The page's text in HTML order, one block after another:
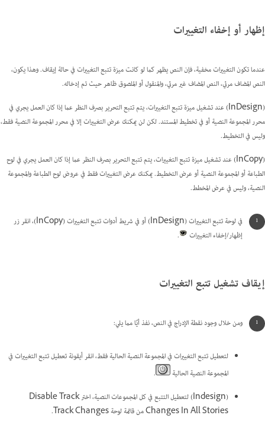
إظهار أو إخفاء التغييرات
عندما تكون التغييرات مخفية، فإن النص يظهر كما لو كانت ميزة تتبع التغييرات في حالة إيقاف. وهذا يكون،
النص المضاف مرئي، النص المضاف غير مرئي، والمنقول أو الملصوق ظاهر حيث تم إدخاله.
(InDesign) عند تشغيل ميزة تتبع التغييرات، يتم تتبع التحرير بصرف النظر عما إذا كان العمل يجري في
محرر المجموعة النصية أو في تخطيط المستند. لكن لن يمكنك عرض التغييرات إلا في محرر المجموعة النصية فقط،
وليس في التخطيط.
(InCopy) عند تشغيل ميزة تتبع التغييرات، يتم تتبع التحرير بصرف النظر عما إذا كان العمل يجري في لوح
الطباعة أو المجموعة النصية أو عرض التخطيط. يمكنك عرض التغييرات فقط في عروض لوح الطباعة والمجموعة
النصية، وليس في عرض المخطط.
في لوحة تتبع التغييرات (InDesign) أو في شريط أدوات تتبع التغييرات (InCopy)، انقر زر
إظهار/إخفاء التغييرات
.
إيقاف تشغيل تتبع التغييرات
ومن خلال وجود نقطة الإدراج في النص، نفذ أيًا مما يلي:
لتعطيل تتبع التغييرات في المجموعة النصية الحالية فقط، انقر أيقونة تعطيل تتبع التغييرات في
المجموعة النصية الحالية
.
(Indesign) لتعطيل التتبع في كل المجموعات النصية، اختر Disable Track
Changes In All Stories من قائمة لوحة Track Changes.